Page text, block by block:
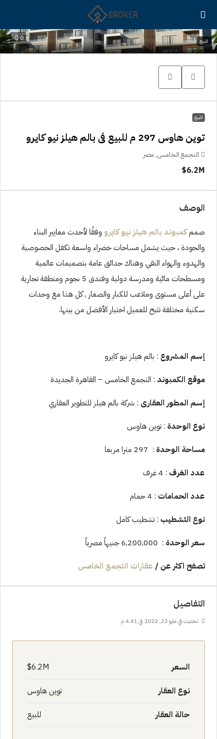
0 للبيع
للبيع
توين هاوس 297 م للبيع فى بالم هيلز نيو كايرو
التجمع الخامس, مصر
6.2M$
الوصف
صممكمبوند بالم هيلز نيو كايرو وفقًا لأحدث معايير البناء
والجودة ، حيث يشمل مساحات خضراء واسعة تكفل الخصوصية
والهدوء والهواء النقي وهناك حدائق عامة بتصميمات عالمية
ومسطحات مائية ومدرسة دولية وفندق 5 نجوم ومنطقة تجارية
على أعلى مستوى وملاعب للكبار والصغار , كل هذا مع وحدات
سكنية مختلفة تتيح للعميل اختيار الأفضل من بينها.
إسم المشروع : بالم هيلز نيو كايرو
موقع الكمبوند : التجمع الخامس – القاهرة الجديدة
إسم المطور العقارى : شركة بالم هيلز للتطوير العقاري
نوع الوحدة : توين هاوس
مساحة الوحدة : 297 مترا مربعا
عدد الغرف : 4 غرف
عدد الحمامات : 4 حمام
نوع التشطيب : تشطيب كامل
سعر الوحدة : 6,200,000 جنيهاً مصرياً
تصفح اكثر عن / عقارات التجمع الخامس
التفاصيل
تحديث في مايو 23, 2022 في 4:41 م
السعر 6.2M$
نوع العقار توين هاوس
حالة العقار للبيع